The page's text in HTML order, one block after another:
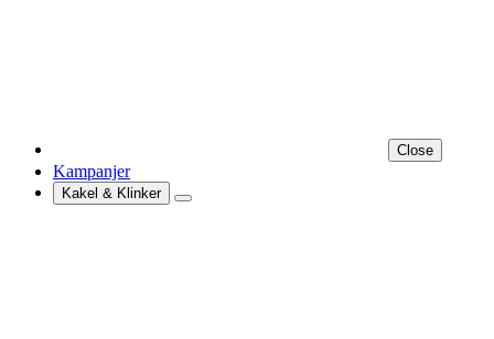
Close
Kampanjer
Kakel & Klinker